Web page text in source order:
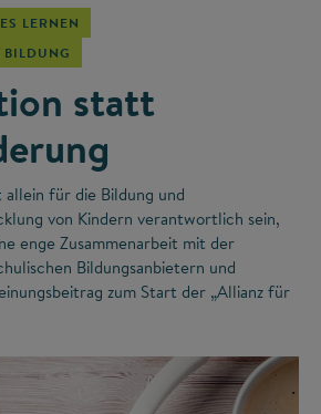
LERNEN
statt
für die Bildung und
von Kindern verantwortlich sein,
enge Zusammenarbeit mit der
Bildungsanbietern und
zum Start der „Allianz für